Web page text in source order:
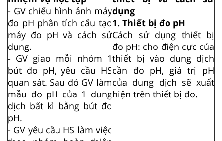
- GV chiếu hình ảnh máy
đo pH phân tích cấu tạo
máy đo pH và cách sử
dụng.
- GV giao mỗi nhóm 1
bút đo pH, yêu cầu HS
quan sát. Sau đó GV làm
mẫu đo pH của 1 dung
dịch bất kì bằng bút đo
pH.
- GV yêu cầu HS làm việc
dụng
1. Thiết bị đo pH
Cách sử dụng thiết bị
đo pH: cho điện cực của
thiết bị vào dung dịch
cần đo pH, giá trị pH
của dung dịch sẽ xuất
hiện trên thiết bị đo.